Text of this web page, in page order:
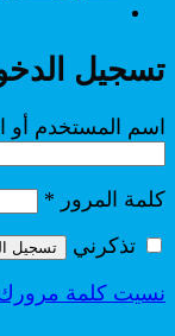
تسجيل
اسم المستخدم أو
كلمة المرور *
تذكرني تسجيل
نسيت كلمة